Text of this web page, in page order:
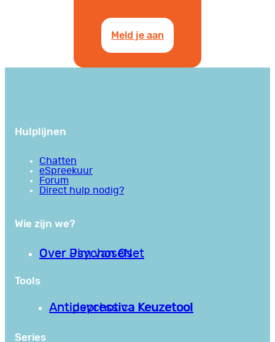
Meld je aan
Hulplijnen
Chatten
eSpreekuur
Forum
Direct hulp nodig?
Wie zijn we?
Over PsychoseNet
Over Jim van Os
Tools
Antipsychotica Keuzetool
Antidepressiva Keuzetool
Series